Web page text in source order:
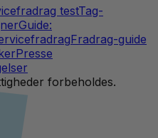
testTag-
Guide:
Fradrag-guide
Presse
forbeholdes.